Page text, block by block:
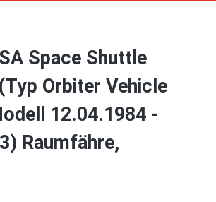
Space Shuttle
Orbiter Vehicle
12.04.1984 -
Raumfähre,